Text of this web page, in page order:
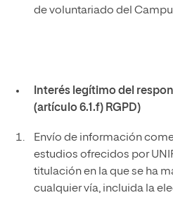
de voluntariado del
Interés legítimo del
(artículo 6.1.f) RGPD)
Envío de información
estudios ofrecidos por
titulación en la que se ha
cualquier vía, incluida la